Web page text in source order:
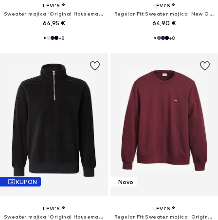
LEVI'S ®
Sweater majica 'Original Housemark Quarter-Zip Pullover'
64,95 €
+8
LEVI'S ®
Regular Fit Sweater majica 'New Original'
64,90 €
+8
KUPON
LEVI'S ®
Sweater majica 'Original Housemark'
Novo
LEVI'S ®
Regular Fit Sweater majica 'Original HM'